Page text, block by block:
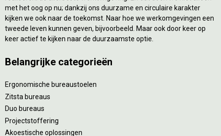
met het oog op nu; dankzij ons duurzame en circulaire karakter
kijken we ook naar de toekomst. Naar hoe we werkomgevingen een
tweede leven kunnen geven, bijvoorbeeld. Maar ook door keer op
keer actief te kijken naar de duurzaamste optie.
Belangrijke categorieën
Ergonomische bureaustoelen
Zitsta bureaus
Duo bureaus
Projectstoffering
Akoestische oplossingen